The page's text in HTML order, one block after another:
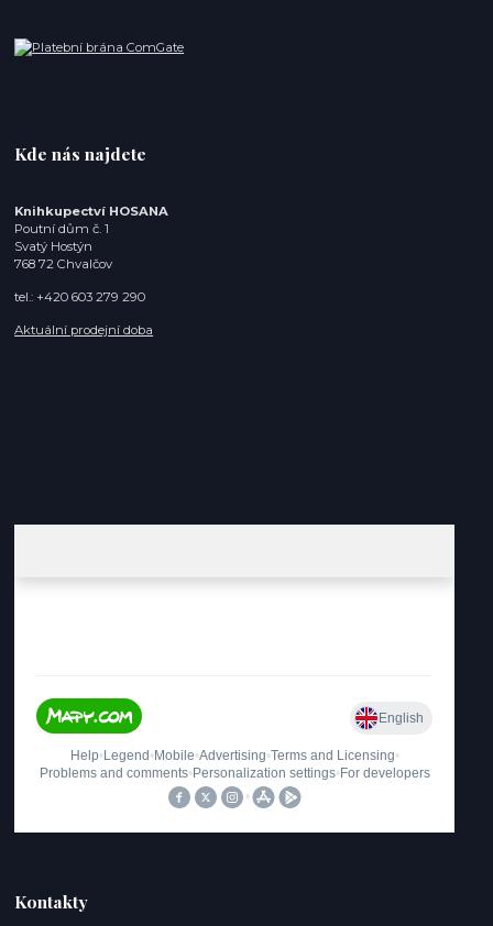
Kde nás najdete
Knihkupectví HOSANA
Poutní dům č. 1
Svatý Hostýn
768 72 Chvalčov
tel.: +420 603 279 290
Aktuální prodejní doba
Kontakty